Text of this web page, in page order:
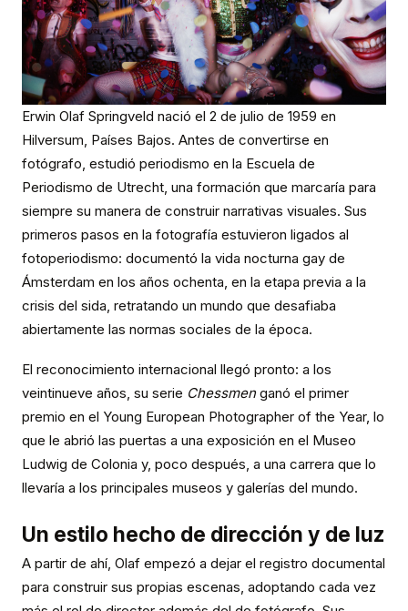
Erwin Olaf Springveld nació el 2 de julio de 1959 en
Hilversum, Países Bajos. Antes de convertirse en
fotógrafo, estudió periodismo en la Escuela de
Periodismo de Utrecht, una formación que marcaría para
siempre su manera de construir narrativas visuales. Sus
primeros pasos en la fotografía estuvieron ligados al
fotoperiodismo: documentó la vida nocturna gay de
Ámsterdam en los años ochenta, en la etapa previa a la
crisis del sida, retratando un mundo que desafiaba
abiertamente las normas sociales de la época.
El reconocimiento internacional llegó pronto: a los
veintinueve años, su serie Chessmenganó el primer
premio en el Young European Photographer of the Year, lo
que le abrió las puertas a una exposición en el Museo
Ludwig de Colonia y, poco después, a una carrera que lo
llevaría a los principales museos y galerías del mundo.
Un estilo hecho de dirección y de luz
A partir de ahí, Olaf empezó a dejar el registro documental
para construir sus propias escenas, adoptando cada vez